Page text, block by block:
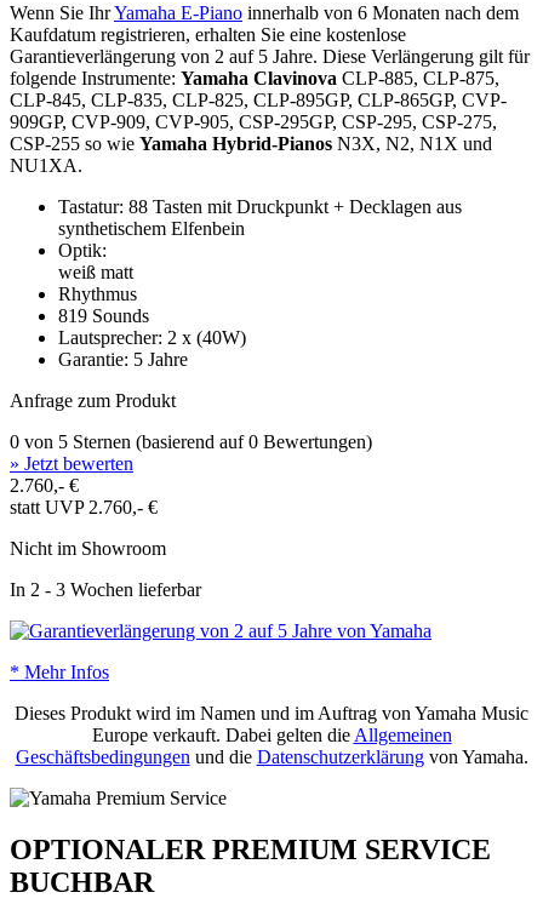
Wenn Sie IhrYamaha E-Piano innerhalb von 6 Monaten nach dem
Kaufdatum registrieren, erhalten Sie eine kostenlose
Garantieverlängerung von 2 auf 5 Jahre. Diese Verlängerung gilt für
folgende Instrumente: Yamaha Clavinova CLP-885, CLP-875,
CLP-845, CLP-835, CLP-825, CLP-895GP, CLP-865GP, CVP-
909GP, CVP-909, CVP-905, CSP-295GP, CSP-295, CSP-275,
CSP-255 so wie Yamaha Hybrid-Pianos N3X, N2, N1X und
NU1XA.
Tastatur: 88 Tasten mit Druckpunkt + Decklagen aus
synthetischem Elfenbein
Optik:
weiß matt
Rhythmus
819 Sounds
Lautsprecher: 2 x (40W)
Garantie: 5 Jahre
Anfrage zum Produkt
0 von 5 Sternen (basierend auf 0 Bewertungen)
» Jetzt bewerten
2.760,- €
statt UVP 2.760,- €
Nicht im Showroom
In 2 - 3 Wochen lieferbar
* Mehr Infos
Dieses Produkt wird im Namen und im Auftrag von Yamaha Music
Europe verkauft. Dabei gelten die Allgemeinen
Geschäftsbedingungen und die Datenschutzerklärungvon Yamaha.
OPTIONALER PREMIUM SERVICE
BUCHBAR